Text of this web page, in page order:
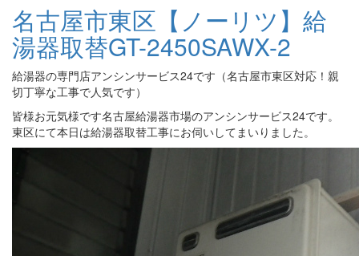
名古屋市東区【ノーリツ】給
湯器取替GT-2450SAWX-2
給湯器の専門店アンシンサービス24です（名古屋市東区対応！親
切丁寧な工事で人気です）
皆様お元気様です名古屋給湯器市場のアンシンサービス24です。
東区にて本日は給湯器取替工事にお伺いしてまいりました。